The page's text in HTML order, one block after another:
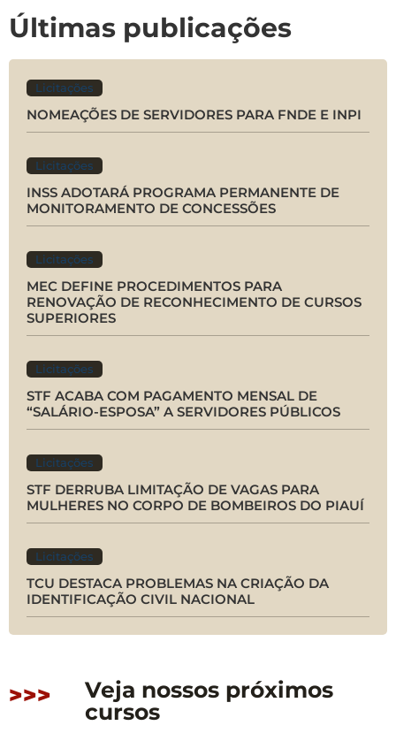
Últimas publicações
Licitações
NOMEAÇÕES DE SERVIDORES PARA FNDE E INPI
Licitações
INSS ADOTARÁ PROGRAMA PERMANENTE DE
MONITORAMENTO DE CONCESSÕES
Licitações
MEC DEFINE PROCEDIMENTOS PARA
RENOVAÇÃO DE RECONHECIMENTO DE CURSOS
SUPERIORES
Licitações
STF ACABA COM PAGAMENTO MENSAL DE
“SALÁRIO-ESPOSA” A SERVIDORES PÚBLICOS
Licitações
STF DERRUBA LIMITAÇÃO DE VAGAS PARA
MULHERES NO CORPO DE BOMBEIROS DO PIAUÍ
Licitações
TCU DESTACA PROBLEMAS NA CRIAÇÃO DA
IDENTIFICAÇÃO CIVIL NACIONAL
>>>
Veja nossos próximos
cursos